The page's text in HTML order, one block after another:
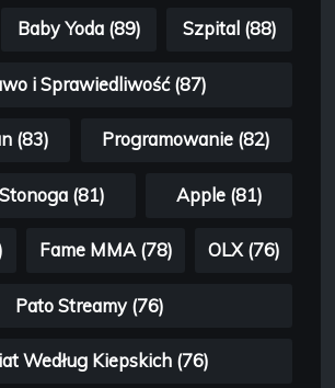
Baby Yoda (89) Szpital (88)
i Sprawiedliwość (87)
(83) Programowanie (82)
(81) Apple (81)
Fame MMA (78) OLX (76)
Pato Streamy (76)
Według Kiepskich (76)